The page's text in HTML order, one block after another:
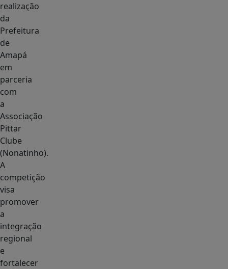
realização
da
Prefeitura
de
Amapá
em
parceria
com
a
Associação
Pittar
Clube
(Nonatinho).
A
competição
visa
promover
a
integração
regional
e
fortalecer